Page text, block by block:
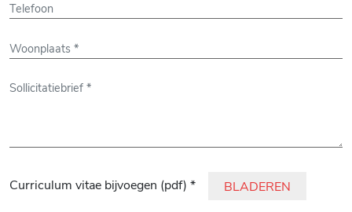
Curriculum vitae bijvoegen (pdf) *
BLADEREN